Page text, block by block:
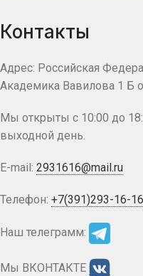
Контакты
Адрес: Российская
Академика Вавилова 1 Б
Мы открыты с 10:00 до
выходной день.
E-mail: 2931616@mail.ru
Телефон: +7(391)293-16-16
Наш телеграмм:
Мы ВКОНТАКТЕ